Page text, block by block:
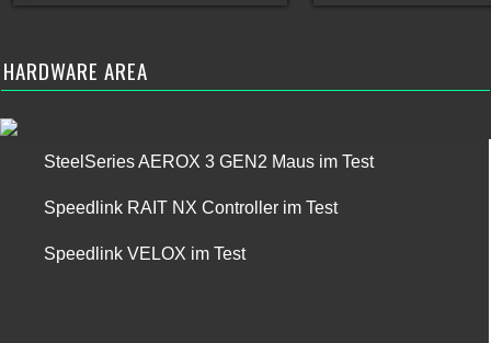
HARDWARE AREA
SteelSeries AEROX 3 GEN2 Maus im Test
Speedlink RAIT NX Controller im Test
Speedlink VELOX im Test